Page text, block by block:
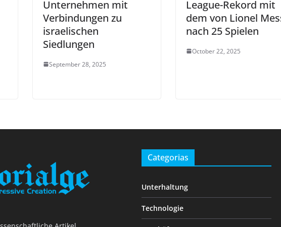
Unternehmen mit
Verbindungen zu
israelischen
Siedlungen
September 28, 2025
League-Rekord mit
dem von Lionel
nach 25 Spielen
October 22, 2025
Categorias
Unterhaltung
Technologie